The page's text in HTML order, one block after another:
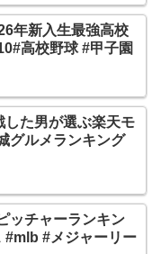
年新入生最強高校
高校野球 #甲子園
した男が選ぶ楽天モ
グルメランキング
ッチャーランキン
#mlb #メジャーリー